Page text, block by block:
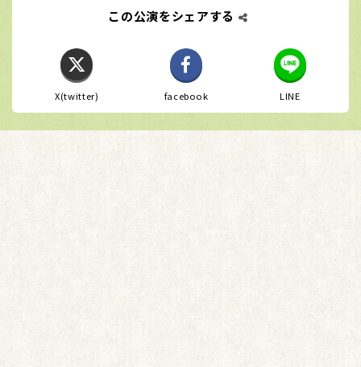
この公演をシェアする
X(twitter) facebook LINE